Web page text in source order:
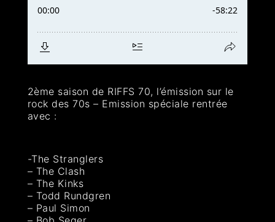
2ème saison de RIFFS 70, l’émission sur le
rock des 70s – Emission spéciale rentrée
avec :
-The Stranglers
– The Clash
– The Kinks
– Todd Rundgren
– Paul Simon